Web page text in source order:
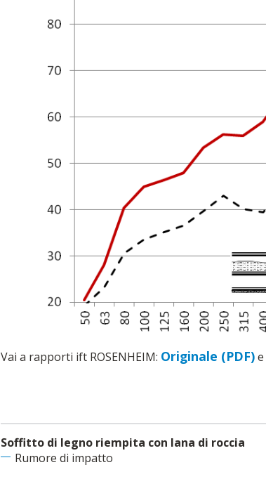
Vai a rapporti ift ROSENHEIM: Originale (PDF)e
Soffitto di legno riempita con lana di roccia
Rumore di impatto